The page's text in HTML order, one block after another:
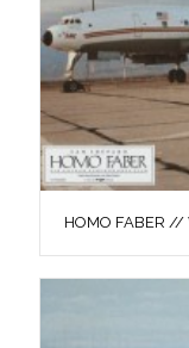
HOMO FABER